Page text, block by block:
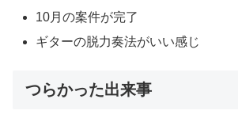
10月の案件が完了
ギターの脱力奏法がいい感じ
つらかった出来事